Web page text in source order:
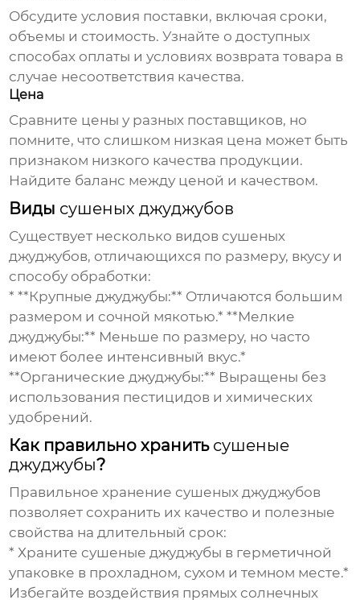
Обсудите условия поставки, включая сроки,
объемы и стоимость. Узнайте о доступных
способах оплаты и условиях возврата товара в
случае несоответствия качества.
Цена
Сравните цены у разных поставщиков, но
помните, что слишком низкая цена может быть
признаком низкого качества продукции.
Найдите баланс между ценой и качеством.
Виды сушеных джуджубов
Существует несколько видов сушеных
джуджубов, отличающихся по размеру, вкусу и
способу обработки:
* **Крупные джуджубы:** Отличаются большим
размером и сочной мякотью.* **Мелкие
джуджубы:** Меньше по размеру, но часто
имеют более интенсивный вкус.*
**Органические джуджубы:** Выращены без
использования пестицидов и химических
удобрений.
Как правильно хранить сушеные
джуджубы?
Правильное хранение сушеных джуджубов
позволяет сохранить их качество и полезные
свойства на длительный срок:
* Храните сушеные джуджубы в герметичной
упаковке в прохладном, сухом и темном месте.*
Избегайте воздействия прямых солнечных